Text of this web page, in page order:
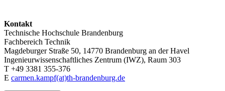
Kontakt
Technische Hochschule Brandenburg
Fachbereich Technik
Magdeburger Straße 50, 14770 Brandenburg an der Havel
Ingenieurwissenschaftliches Zentrum (IWZ), Raum 303
T +49 3381 355-376
E carmen.kampf(at)th-brandenburg.de